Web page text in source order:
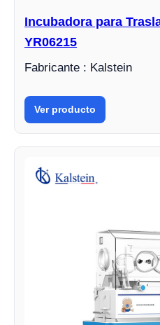
Incubadora para
YR06215
Fabricante : Kalstein
Ver producto